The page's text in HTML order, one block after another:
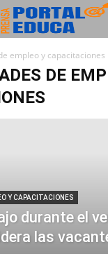
empleo y capacitaciones
DE
Y CAPACITACIONES
durante el
las